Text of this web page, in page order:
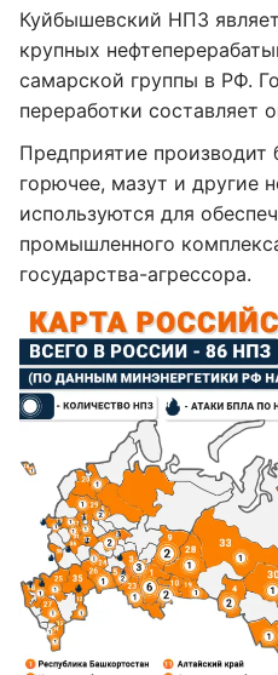
Куйбышевский НПЗ
крупных
самарской группы в РФ.
переработки составляет
Предприятие производит
горючее, мазут и другие
используются для
промышленного
государства-агрессора.